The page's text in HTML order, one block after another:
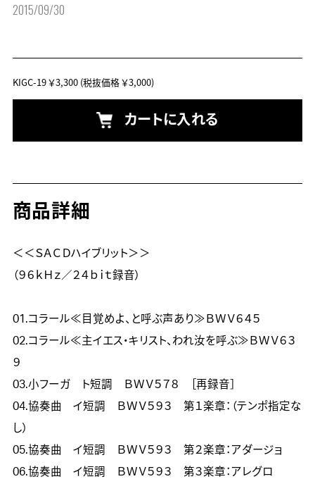
2015/09/30
KIGC-19￥3,300(税抜価格 ￥3,000)
カートに入れる
商品詳細
＜＜ＳＡＣＤハイブリット＞＞
（９６ｋＨｚ／２４ｂｉｔ録音）
01.コラール≪目覚めよ、と呼ぶ声あり≫ＢＷＶ６４５
02.コラール≪主イエス・キリスト、われ汝を呼ぶ≫ＢＷＶ６３
９
03.小フーガ　ト短調　ＢＷＶ５７８　［再録音］
04.協奏曲　イ短調　ＢＷＶ５９３　第１楽章：（テンポ指定な
し）
05.協奏曲　イ短調　ＢＷＶ５９３　第２楽章：アダージョ
06.協奏曲　イ短調　ＢＷＶ５９３　第３楽章：アレグロ